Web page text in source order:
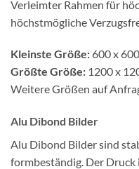
Verleimter Rahmen für
höchstmögliche
Kleinste Größe: 600 x
Größte Größe: 1200 x
Weitere Größen auf
Alu Dibond Bilder
Alu Dibond Bilder sind
formbeständig. Der Druck